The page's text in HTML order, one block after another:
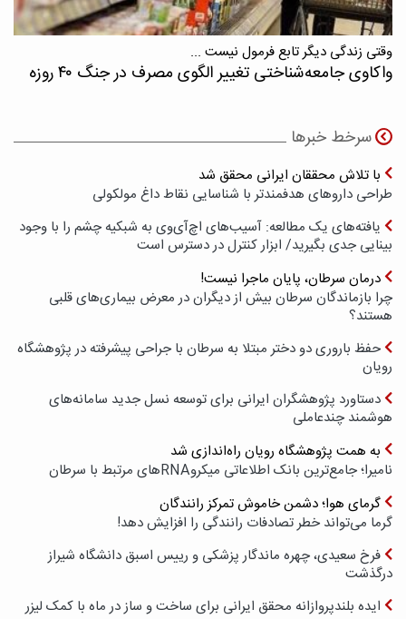
وقتی زندگی دیگر تابع فرمول نیست ...
واکاوی جامعه‌شناختی تغییر الگوی مصرف در جنگ ۴۰ روزه
سرخط خبرها
با تلاش محققان ایرانی محقق شد
طراحی داروهای هدفمندتر با شناسایی نقاط داغ مولکولی
یافته‌های یک مطالعه: آسیب‌های اچ‌آی‌وی به شبکیه چشم را با وجود
بینایی جدی بگیرید/ ابزار کنترل در دسترس است
درمان سرطان، پایان ماجرا نیست!
چرا بازماندگان سرطان بیش از دیگران در معرض بیماری‌های قلبی
هستند؟
حفظ باروری دو دختر مبتلا به سرطان با جراحی پیشرفته در پژوهشگاه
رویان
دستاورد پژوهشگران ایرانی برای توسعه نسل جدید سامانه‌های
هوشمند چندعاملی
به همت پژوهشگاه رویان راه‌اندازی شد
نامیرا؛ جامع‌ترین بانک اطلاعاتی میکروRNAهای مرتبط با سرطان
گرمای هوا؛ دشمن خاموش تمرکز رانندگان
گرما می‌تواند خطر تصادفات رانندگی را افزایش دهد!
فرخ سعیدی، چهره ماندگار پزشکی و رییس اسبق دانشگاه شیراز
درگذشت
ایده بلندپروازانه محقق ایرانی برای ساخت و ساز در ماه با کمک لیزر